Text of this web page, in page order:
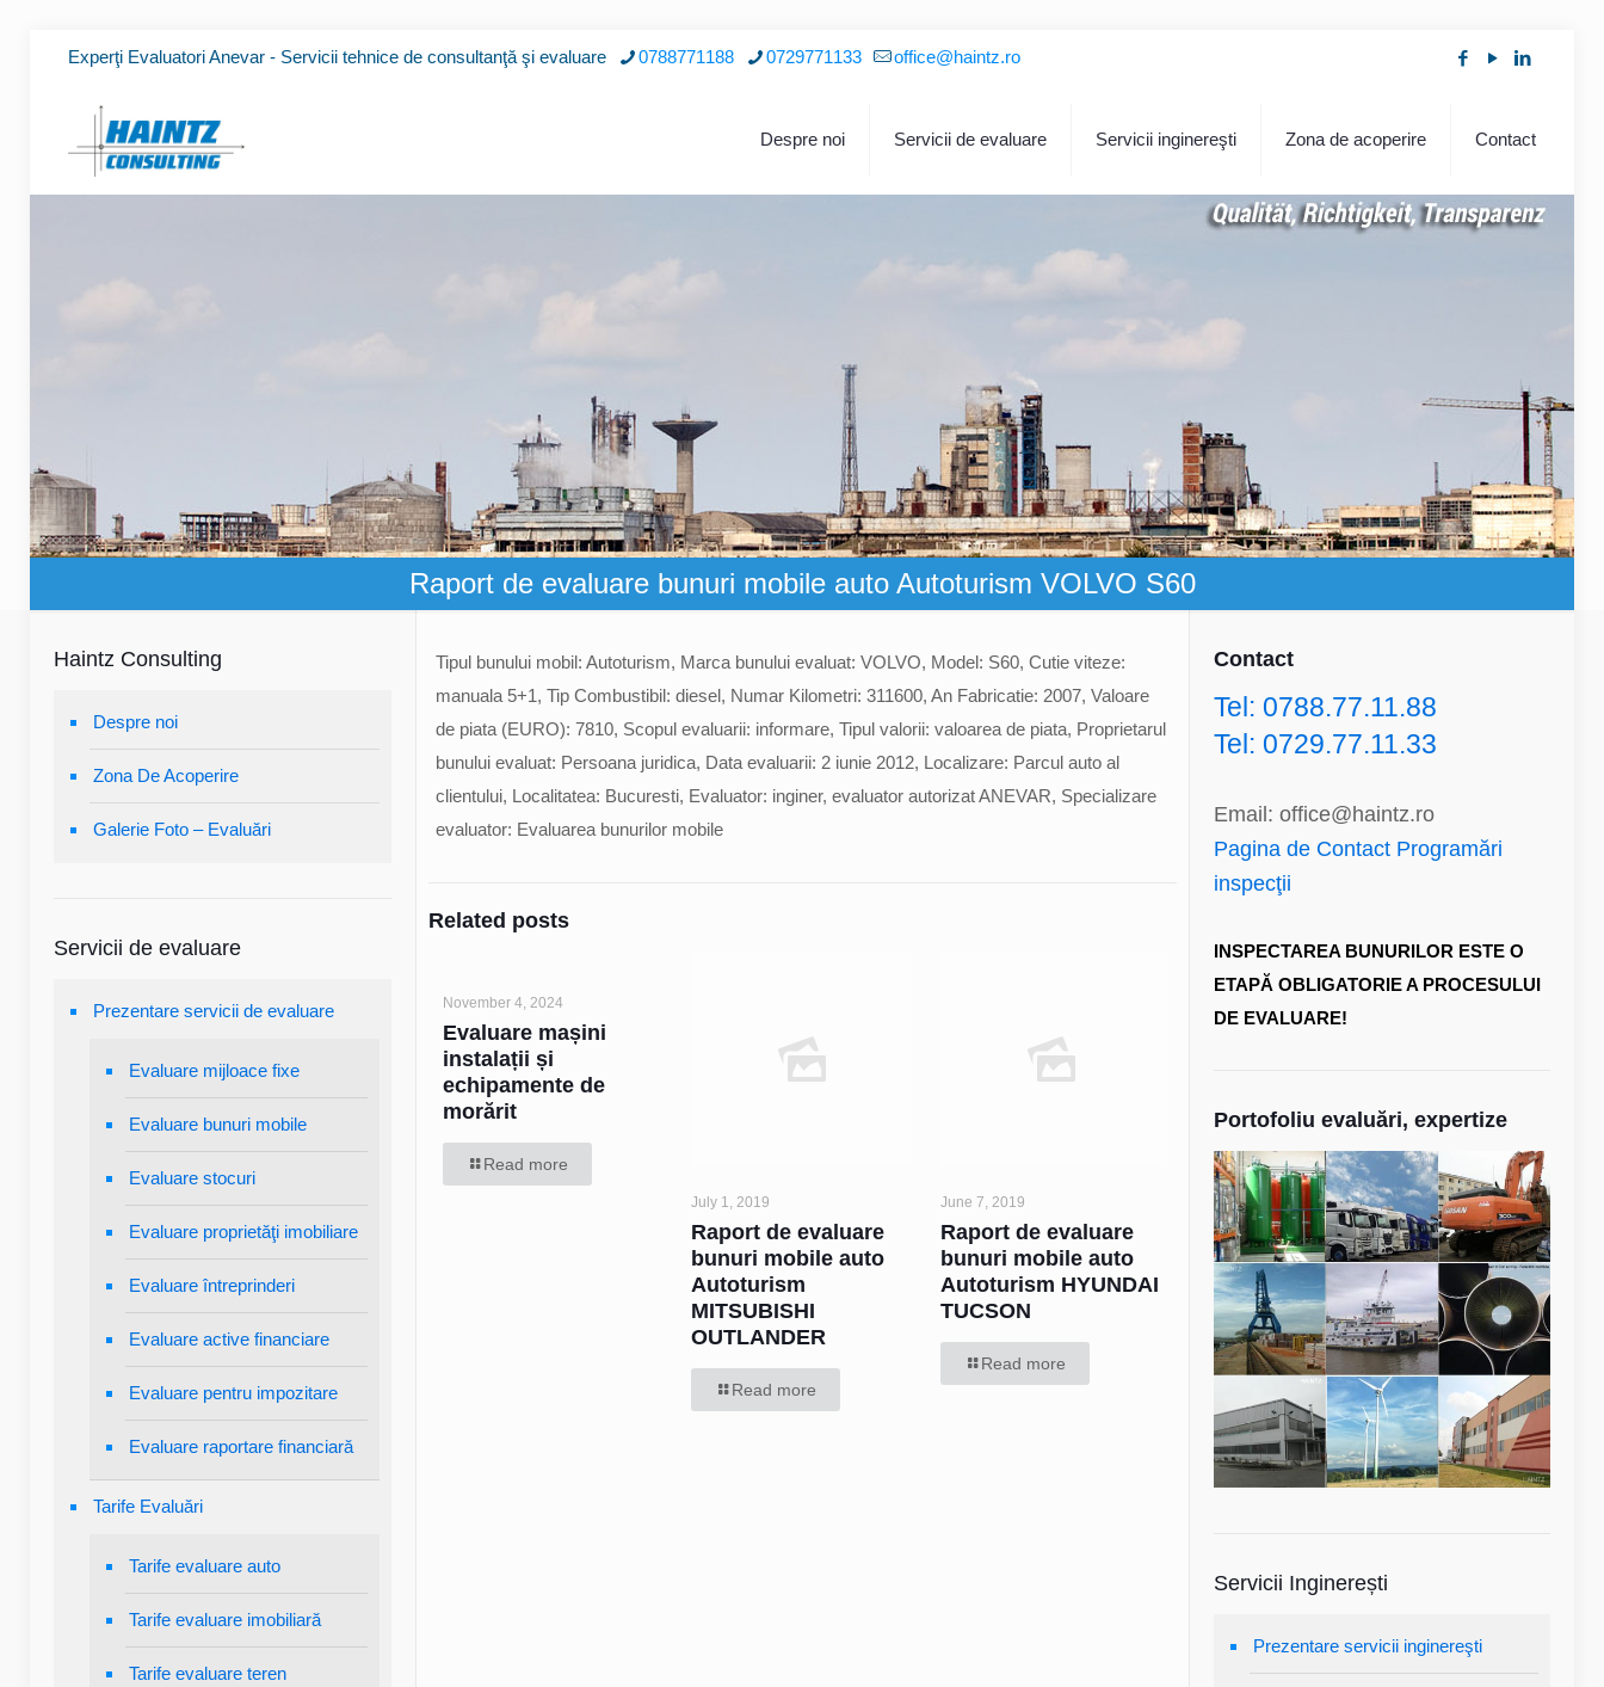
Experţi Evaluatori Anevar - Servicii tehnice de consultanţă şi evaluare 0788771188 0729771133 office@haintz.ro
Despre noi Servicii de evaluare Servicii inginereşti Zona de acoperire Contact
Raport de evaluare bunuri mobile auto Autoturism VOLVO S60
Tipul bunului mobil: Autoturism, Marca bunului evaluat: VOLVO, Model: S60, Cutie viteze:
manuala 5+1, Tip Combustibil: diesel, Numar Kilometri: 311600, An Fabricatie: 2007, Valoare
de piata (EURO): 7810, Scopul evaluarii: informare, Tipul valorii: valoarea de piata, Proprietarul
bunului evaluat: Persoana juridica, Data evaluarii: 2 iunie 2012, Localizare: Parcul auto al
clientului, Localitatea: Bucuresti, Evaluator: inginer, evaluator autorizat ANEVAR, Specializare
evaluator: Evaluarea bunurilor mobile
Related posts
November 4, 2024
Evaluare mașini
instalații și
echipamente de
morărit
Read more
July 1, 2019
Raport de evaluare
bunuri mobile auto
Autoturism
MITSUBISHI
OUTLANDER
Read more
June 7, 2019
Raport de evaluare
bunuri mobile auto
Autoturism HYUNDAI
TUCSON
Read more
Haintz Consulting
Despre noi
Zona De Acoperire
Galerie Foto – Evaluări
Servicii de evaluare
Prezentare servicii de evaluare
Evaluare mijloace fixe
Evaluare bunuri mobile
Evaluare stocuri
Evaluare proprietăţi imobiliare
Evaluare întreprinderi
Evaluare active financiare
Evaluare pentru impozitare
Evaluare raportare financiară
Tarife Evaluări
Tarife evaluare auto
Tarife evaluare imobiliară
Tarife evaluare teren
Contact
Tel: 0788.77.11.88
Tel: 0729.77.11.33
Email: office@haintz.ro
Pagina de Contact Programări
inspecţii
INSPECTAREA BUNURILOR ESTE O
ETAPĂ OBLIGATORIE A PROCESULUI
DE EVALUARE!
Portofoliu evaluări, expertize
Servicii Inginerești
Prezentare servicii inginereşti